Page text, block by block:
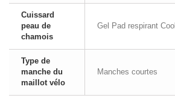
Cuissard
peau de
chamois
Gel Pad respirant
Type de
manche du
maillot vélo
Manches courtes